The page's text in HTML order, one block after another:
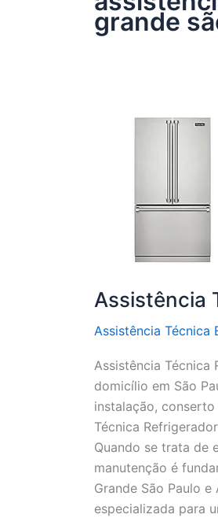
grande
Assistência
Assistência Técnica
Assistência Técnica
domicílio em São
instalação,
Técnica
Quando se trata de
manutenção é
Grande São Paulo
especializada para